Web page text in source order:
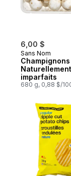
6,00 $
Sans Nom
Naturellement
imparfaits
680 g, 0,88 $/